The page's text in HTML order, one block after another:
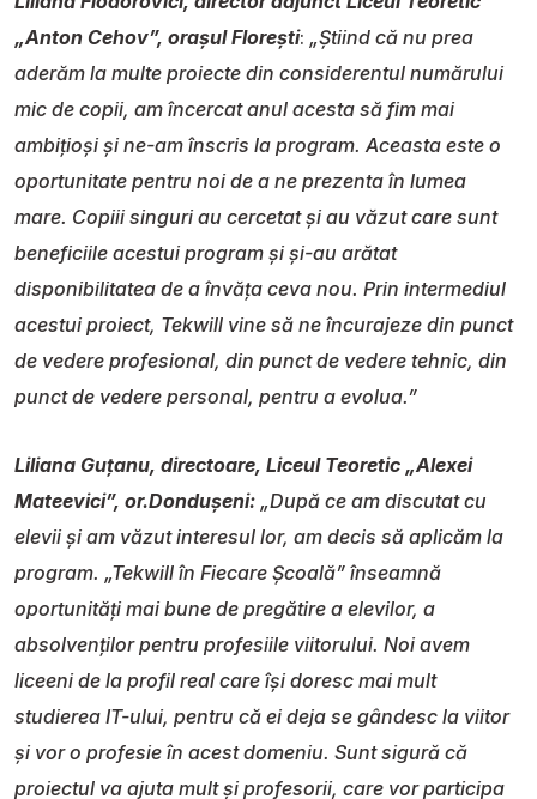
„Anton Cehov”, orașul Florești: „Știind că nu prea
aderăm la multe proiecte din considerentul numărului
mic de copii, am încercat anul acesta să fim mai
ambițioși și ne-am înscris la program. Aceasta este o
oportunitate pentru noi de a ne prezenta în lumea
mare. Copiii singuri au cercetat și au văzut care sunt
beneficiile acestui program și și-au arătat
disponibilitatea de a învăța ceva nou. Prin intermediul
acestui proiect, Tekwill vine să ne încurajeze din punct
de vedere profesional, din punct de vedere tehnic, din
punct de vedere personal, pentru a evolua.”
Liliana Guțanu, directoare, Liceul Teoretic „Alexei
Mateevici”, or.Dondușeni: „După ce am discutat cu
elevii și am văzut interesul lor, am decis să aplicăm la
program. „Tekwill în Fiecare Școală” înseamnă
oportunități mai bune de pregătire a elevilor, a
absolvenților pentru profesiile viitorului. Noi avem
liceeni de la profil real care își doresc mai mult
studierea IT-ului, pentru că ei deja se gândesc la viitor
și vor o profesie în acest domeniu. Sunt sigură că
proiectul va ajuta mult și profesorii, care vor participa